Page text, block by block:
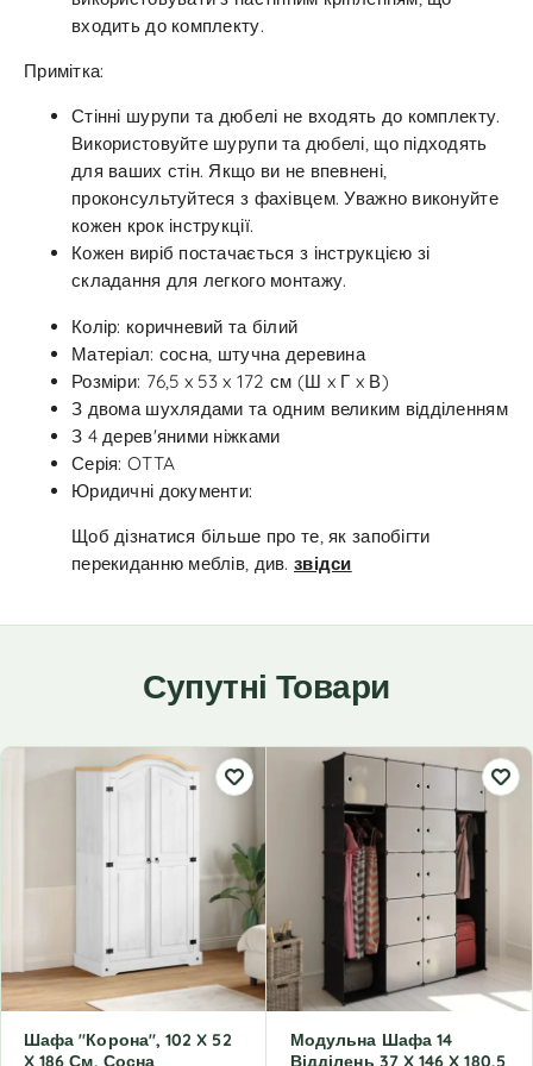
входить до комплекту.
Примітка:
Стінні шурупи та дюбелі не входять до комплекту.
Використовуйте шурупи та дюбелі, що підходять
для ваших стін. Якщо ви не впевнені,
проконсультуйтеся з фахівцем. Уважно виконуйте
кожен крок інструкції.
Кожен виріб постачається з інструкцією зі
складання для легкого монтажу.
Колір: коричневий та білий
Матеріал: сосна, штучна деревина
Розміри: 76,5 x 53 x 172 см (Ш x Г x В)
З двома шухлядами та одним великим відділенням
З 4 дерев'яними ніжками
Серія: OTTA
Юридичні документи:
Щоб дізнатися більше про те, як запобігти
перекиданню меблів, див. звідси
Супутні Товари
Шафа "Корона", 102 X 52
X 186 См, Сосна
Модульна Шафа 14
Відділень 37 X 146 X 180,5